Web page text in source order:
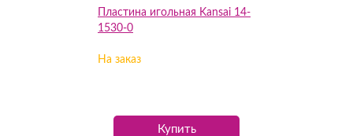
Пластина игольная Kansai 14-
1530-0
На заказ
Купить